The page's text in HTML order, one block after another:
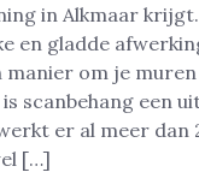
in Alkmaar
en gladde
manier om je
scanbehang een
er al meer dan
[…]